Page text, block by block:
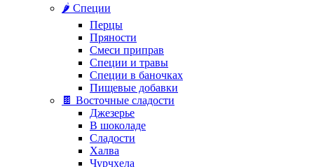
🌶️ Специи
Перцы
Пряности
Смеси приправ
Специи и травы
Специи в баночках
Пищевые добавки
🍫 Восточные сладости
Джезерье
В шоколаде
Сладости
Халва
Чурчхела